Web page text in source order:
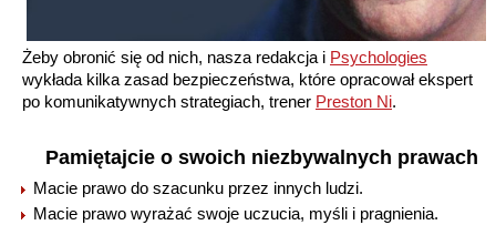
Żeby obronić się od nich, nasza redakcja i Рsychologies
wykłada kilka zasad bezpieczeństwa, które opracował ekspert
po komunikatywnych strategiach, trener Preston Ni.
Pamiętajcie o swoich niezbywalnych prawach
Macie prawo do szacunku przez innych ludzi.
Macie prawo wyrażać swoje uczucia, myśli i pragnienia.